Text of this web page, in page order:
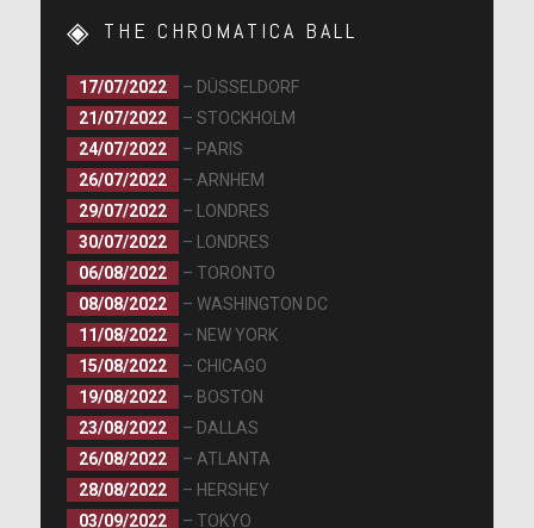
THE CHROMATICA BALL
17/07/2022
– DÜSSELDORF
21/07/2022
– STOCKHOLM
24/07/2022
– PARIS
26/07/2022
– ARNHEM
29/07/2022
– LONDRES
30/07/2022
– LONDRES
06/08/2022
– TORONTO
08/08/2022
– WASHINGTON DC
11/08/2022
– NEW YORK
15/08/2022
– CHICAGO
19/08/2022
– BOSTON
23/08/2022
– DALLAS
26/08/2022
– ATLANTA
28/08/2022
– HERSHEY
03/09/2022
– TOKYO